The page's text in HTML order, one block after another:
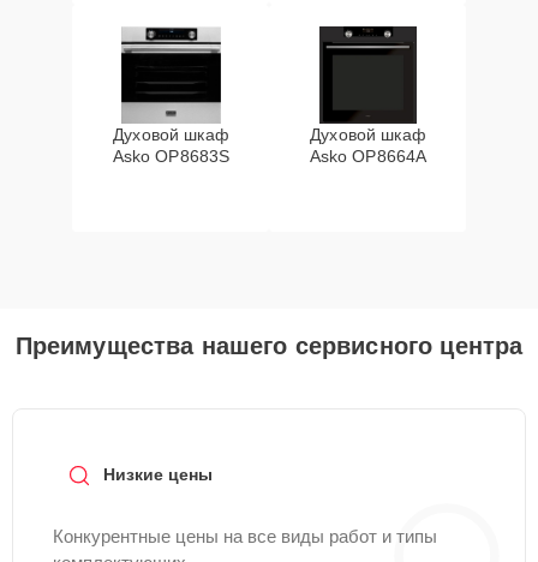
Духовой шкаф
Asko OP8683S
Духовой шкаф
Asko OP8664A
Преимущества нашего сервисного центра
Низкие цены
Конкурентные цены на все виды работ и типы